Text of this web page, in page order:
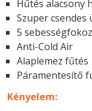
Hűtés alacsony
Szuper csendes
5
Anti-Cold Air
Alaplemez fűtés
Páramentesítő
Kényelem: